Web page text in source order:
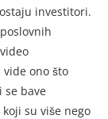
investitori.
ono što
se bave
su više nego